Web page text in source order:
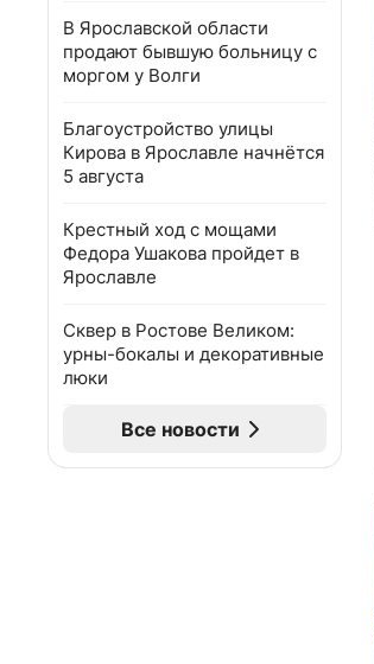
В Ярославской области
продают бывшую больницу с
моргом у Волги
Благоустройство улицы
Кирова в Ярославле начнётся
5 августа
Крестный ход с мощами
Федора Ушакова пройдет в
Ярославле
Сквер в Ростове Великом:
урны-бокалы и декоративные
люки
Все новости